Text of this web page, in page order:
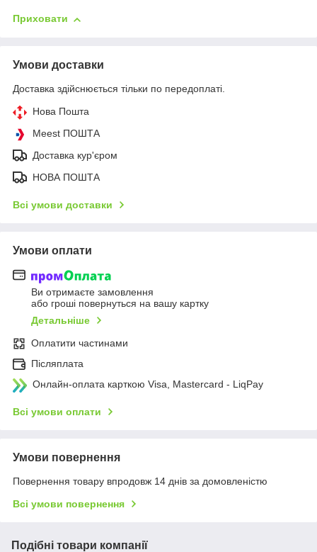
Приховати
Умови доставки
Доставка здійснюється тільки по передоплаті.
Нова Пошта
Meest ПОШТА
Доставка кур'єром
НОВА ПОШТА
Всі умови доставки
Умови оплати
Ви отримаєте замовлення
або гроші повернуться на вашу картку
Детальніше
Оплатити частинами
Післяплата
Онлайн-оплата карткою Visa, Mastercard - LiqPay
Всі умови оплати
Умови повернення
Повернення товару впродовж 14 днів за домовленістю
Всі умови повернення
Подібні товари компанії